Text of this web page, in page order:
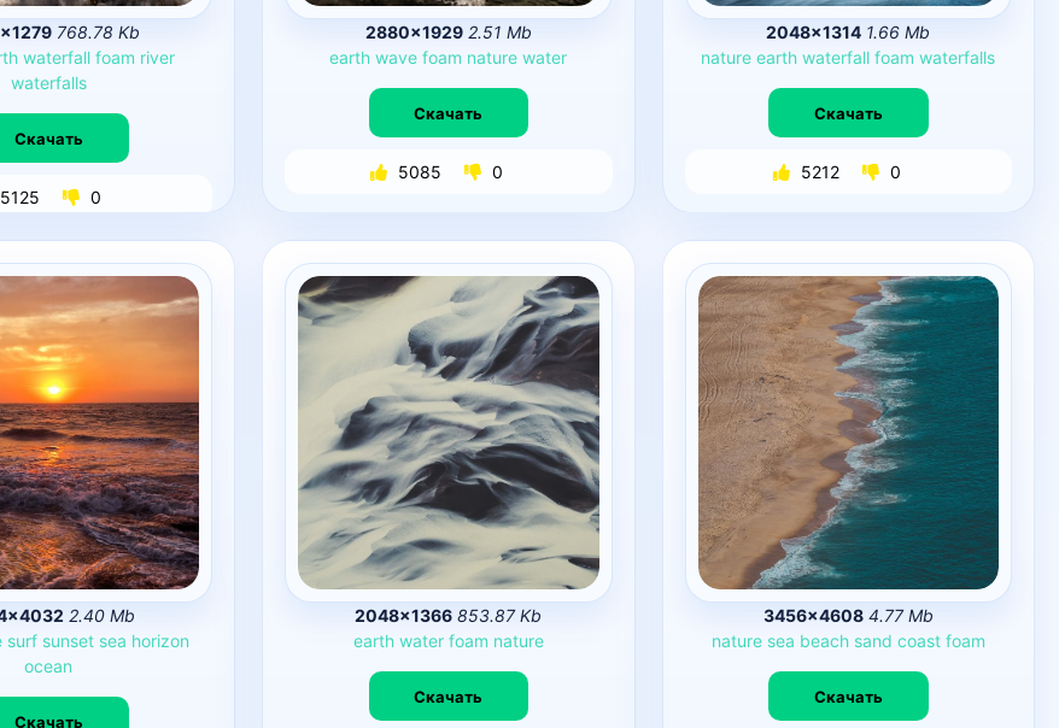
768.78 Kb
waterfall foam river
waterfalls
Скачать
5125 0
2880×1929 2.51 Mb
earth wave foam nature water
Скачать
5085 0
2048×1314 1.66 Mb
nature earth waterfall foam waterfalls
Скачать
5212 0
2.40 Mb
surf sunset sea horizon
ocean
Скачать
2048×1366 853.87 Kb
earth water foam nature
Скачать
3456×4608 4.77 Mb
nature sea beach sand coast foam
Скачать